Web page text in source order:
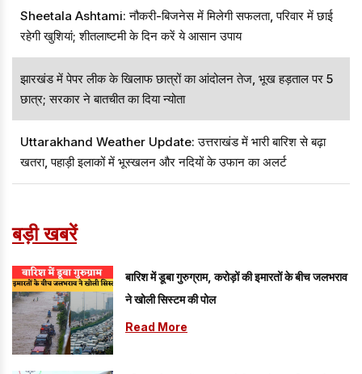
Sheetala Ashtami: नौकरी-बिजनेस में मिलेगी सफलता, परिवार में छाई
रहेगी खुशियां; शीतलाष्टमी के दिन करें ये आसान उपाय
झारखंड में पेपर लीक के खिलाफ छात्रों का आंदोलन तेज, भूख हड़ताल पर 5
छात्र; सरकार ने बातचीत का दिया न्योता
Uttarakhand Weather Update: उत्तराखंड में भारी बारिश से बढ़ा
खतरा, पहाड़ी इलाकों में भूस्खलन और नदियों के उफान का अलर्ट
बड़ी खबरें
बारिश में डूबा गुरुग्राम, करोड़ों की इमारतों के बीच जलभराव
ने खोली सिस्टम की पोल
Read More